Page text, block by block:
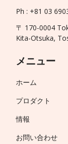
Ph : +81 03
〒 170-0004
Kita-Otsuka,
メニュー
ホーム
プロダクト
情報
お問い合わせ